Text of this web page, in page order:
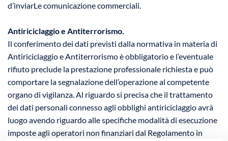
d’inviarLe comunicazione commerciali.
Antiriciclaggio e Antiterrorismo.
Il conferimento dei dati previsti dalla normativa in materia di
Antiriciclaggio e Antiterrorismo è obbligatorio e l’eventuale
rifiuto preclude la prestazione professionale richiesta e può
comportare la segnalazione dell’operazione al competente
organo di vigilanza. Al riguardo si precisa che il trattamento
dei dati personali connesso agli obblighi antiriciclaggio avrà
luogo avendo riguardo alle specifiche modalità di esecuzione
imposte agli operatori non finanziari dal Regolamento in